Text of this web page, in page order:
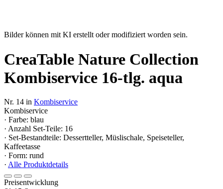
Bilder können mit KI erstellt oder modifiziert worden sein.
CreaTable Nature Collection
Kombiservice 16-tlg. aqua
Nr. 14 in Kombiservice
Kombiservice
· Farbe: blau
· Anzahl Set-Teile: 16
· Set-Bestandteile: Dessertteller, Müslischale, Speiseteller,
Kaffeetasse
· Form: rund
· Alle Produktdetails
Preisentwicklung